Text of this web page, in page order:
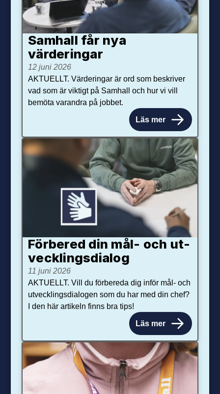
Samhall får nya
värdering­ar
12 juni 2026
AKTUELLT. Värderingar är ord som beskriver
vad som är viktigt på Samhall och hur vi vill
bemöta varandra på jobbet.
Läs mer
Förbered din mål- och ut­
veck­lings­dialog
11 juni 2026
AKTUELLT. Vill du förbereda dig inför mål- och
utvecklingsdialogen som du har med din chef?
I den här artikeln finns bra tips!
Läs mer